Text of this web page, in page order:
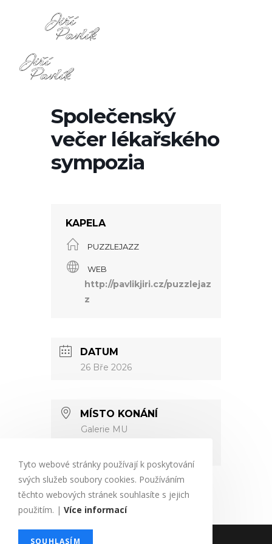
Společenský
večer lékařského
sympozia
KAPELA
PUZZLEJAZZ
WEB
http://pavlikjiri.cz/puzzlejaz
z
DATUM
26 Bře 2026
MÍSTO KONÁNÍ
Galerie MU
Povinné údaje
Tyto webové stránky používají k poskytování
svých služeb soubory cookies. Používáním
těchto webových stránek souhlasíte s jejich
použitím. | Více informací
SOUHLASÍM